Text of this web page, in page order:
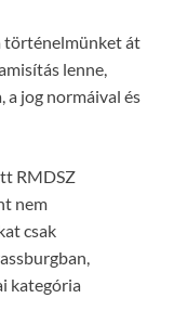
történelmünket át
lenne,
a jog normáival és
RMDSZ
nem
csak
kategória